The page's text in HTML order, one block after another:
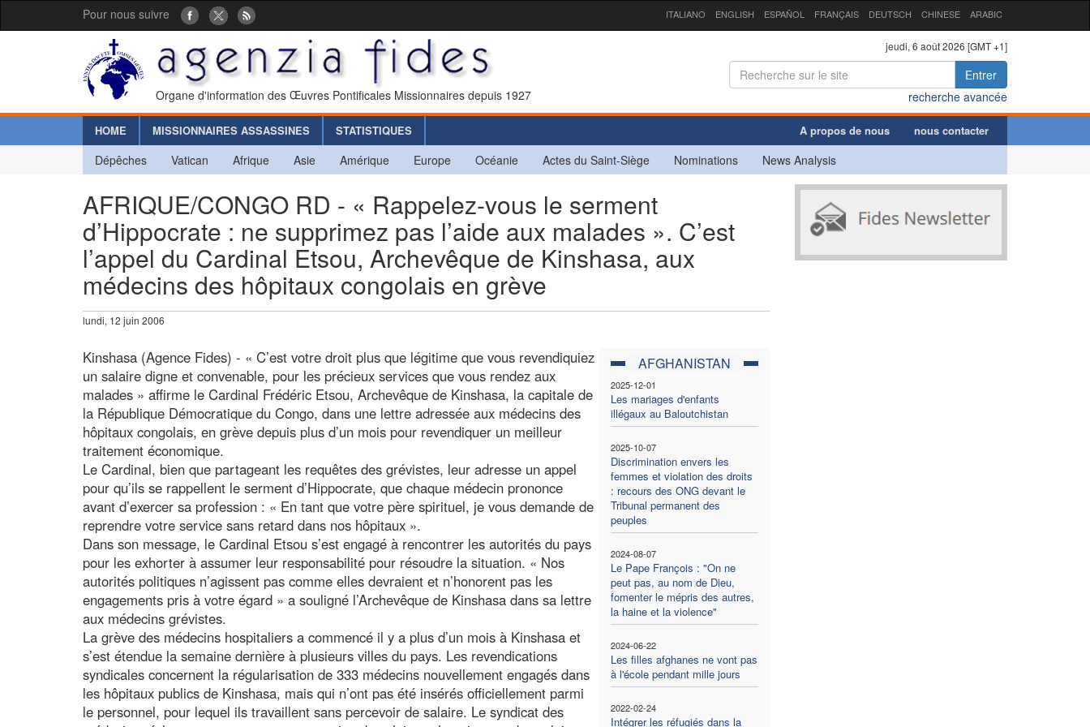
Pour nous suivre ITALIANO ENGLISH ESPAÑOL FRANÇAIS DEUTSCH CHINESE ARABIC
Organe d'information des Œuvres Pontificales Missionnaires depuis 1927
jeudi, 6 août 2026 [GMT +1]
Entrer
recherche avancée
HOME MISSIONNAIRES ASSASSINES STATISTIQUES A propos de nous nous contacter
Dépêches Vatican Afrique Asie Amérique Europe Océanie Actes du Saint-Siège Nominations News Analysis
AFRIQUE/CONGO RD - « Rappelez-vous le serment
d’Hippocrate : ne supprimez pas l’aide aux malades ». C’est
l’appel du Cardinal Etsou, Archevêque de Kinshasa, aux
médecins des hôpitaux congolais en grève
lundi, 12 juin 2006
AFGHANISTAN
2025-12-01
Les mariages d'enfants
illégaux au Baloutchistan
2025-10-07
Discrimination envers les
femmes et violation des droits
: recours des ONG devant le
Tribunal permanent des
peuples
2024-08-07
Le Pape François : "On ne
peut pas, au nom de Dieu,
fomenter le mépris des autres,
la haine et la violence"
2024-06-22
Les filles afghanes ne vont pas
à l'école pendant mille jours
2022-02-24
Intégrer les réfugiés dans la
Kinshasa (Agence Fides) - « C’est votre droit plus que légitime que vous revendiquiez
un salaire digne et convenable, pour les précieux services que vous rendez aux
malades » affirme le Cardinal Frédéric Etsou, Archevêque de Kinshasa, la capitale de
la République Démocratique du Congo, dans une lettre adressée aux médecins des
hôpitaux congolais, en grève depuis plus d’un mois pour revendiquer un meilleur
traitement économique.
Le Cardinal, bien que partageant les requêtes des grévistes, leur adresse un appel
pour qu’ils se rappellent le serment d’Hippocrate, que chaque médecin prononce
avant d’exercer sa profession : « En tant que votre père spirituel, je vous demande de
reprendre votre service sans retard dans nos hôpitaux ».
Dans son message, le Cardinal Etsou s’est engagé à rencontrer les autorités du pays
pour les exhorter à assumer leur responsabilité pour résoudre la situation. « Nos
autorités politiques n’agissent pas comme elles devraient et n’honorent pas les
engagements pris à votre égard » a souligné l’Archevêque de Kinshasa dans sa lettre
aux médecins grévistes.
La grève des médecins hospitaliers a commencé il y a plus d’un mois à Kinshasa et
s’est étendue la semaine dernière à plusieurs villes du pays. Les revendications
syndicales concernent la régularisation de 333 médecins nouvellement engagés dans
les hôpitaux publics de Kinshasa, mais qui n’ont pas été insérés officiellement parmi
le personnel, pour lequel ils travaillent sans percevoir de salaire. Le syndicat des